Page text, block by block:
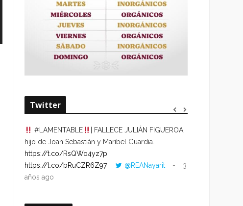
Twitter
#LAMENTABLE
| FALLECE JULIÁN FIGUEROA,
hijo de Joan Sebastián y Maribel Guardia.
https://t.co/RsQWo4yz7p
https://t.co/bRuCZR6Z97
@REANayarit
3
años ago